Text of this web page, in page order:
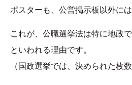
ポスターも、公営掲示板以外に
これが、公職選挙法は特に地政で
といわれる理由です。
（国政選挙では、決められた枚